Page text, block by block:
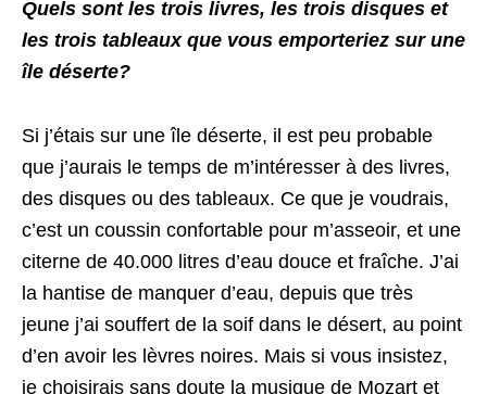
Quels sont les trois livres, les trois disques et
les trois tableaux que vous emporteriez sur une
île déserte?
Si j’étais sur une île déserte, il est peu probable
que j’aurais le temps de m’intéresser à des livres,
des disques ou des tableaux. Ce que je voudrais,
c’est un coussin confortable pour m’asseoir, et une
citerne de 40.000 litres d’eau douce et fraîche. J’ai
la hantise de manquer d’eau, depuis que très
jeune j’ai souffert de la soif dans le désert, au point
d’en avoir les lèvres noires. Mais si vous insistez,
je choisirais sans doute la musique de Mozart et